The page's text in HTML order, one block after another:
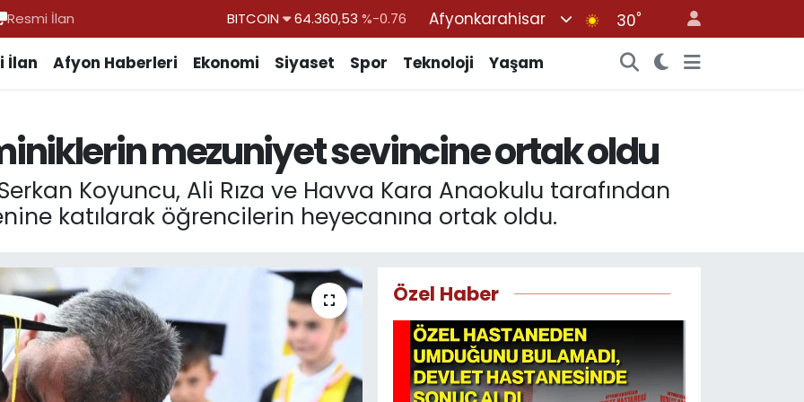
Resmi İlan DOLAR 47,7069 %0.17
BİST100
13.887%64
BITCOIN
64.360,53 %-0.76
Afyonkarahisar 30°
İlan Afyon Haberleri Ekonomi Siyaset Spor Teknoloji Yaşam
mezuniyet sevincine ortak oldu
Koyuncu, Ali Rıza ve Havva Kara Anaokulu tarafından
katılarak öğrencilerin heyecanına ortak oldu.
Özel Haber